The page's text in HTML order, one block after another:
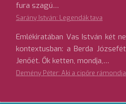
fura szagú…
Sarány István: Legendák tava
Emlékiratában Vas István két
kontextusban: a Berda
Jenőét. Ők ketten, mondja,…
Demény Péter: Aki a cipőre